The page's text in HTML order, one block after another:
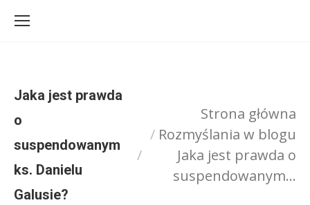
Jaka jest prawda
o
suspendowanym
ks. Danielu
Galusie?
Jesteś tutaj:
Strona główna
Rozmyślania w blogu
Jaka jest prawda o
suspendowanym…